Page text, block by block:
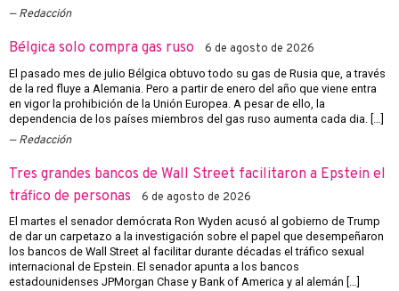
Redacción
Bélgica solo compra gas ruso 6 de agosto de 2026
El pasado mes de julio Bélgica obtuvo todo su gas de Rusia que, a través
de la red fluye a Alemania. Pero a partir de enero del año que viene entra
en vigor la prohibición de la Unión Europea. A pesar de ello, la
dependencia de los países miembros del gas ruso aumenta cada dia. […]
Redacción
Tres grandes bancos de Wall Street facilitaron a Epstein el
tráfico de personas
6 de agosto de 2026
El martes el senador demócrata Ron Wyden acusó al gobierno de Trump
de dar un carpetazo a la investigación sobre el papel que desempeñaron
los bancos de Wall Street al facilitar durante décadas el tráfico sexual
internacional de Epstein. El senador apunta a los bancos
estadounidenses JPMorgan Chase y Bank of America y al alemán […]